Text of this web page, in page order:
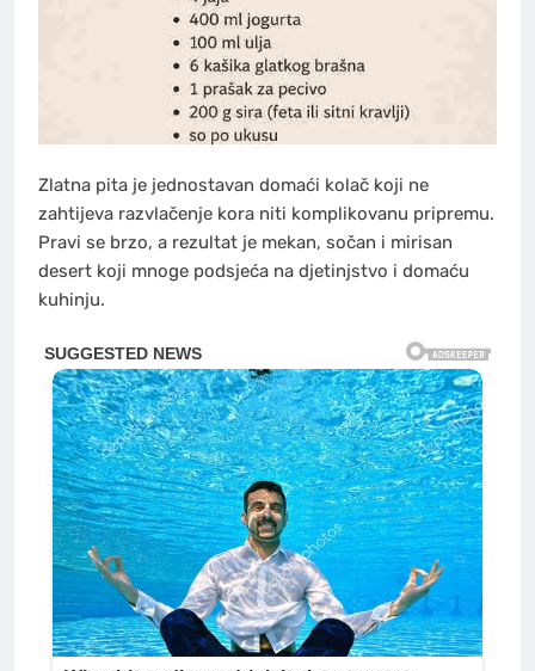
Zlatna pita je jednostavan domaći kolač koji ne
zahtijeva razvlačenje kora niti komplikovanu pripremu.
Pravi se brzo, a rezultat je mekan, sočan i mirisan
desert koji mnoge podsjeća na djetinjstvo i domaću
kuhinju.